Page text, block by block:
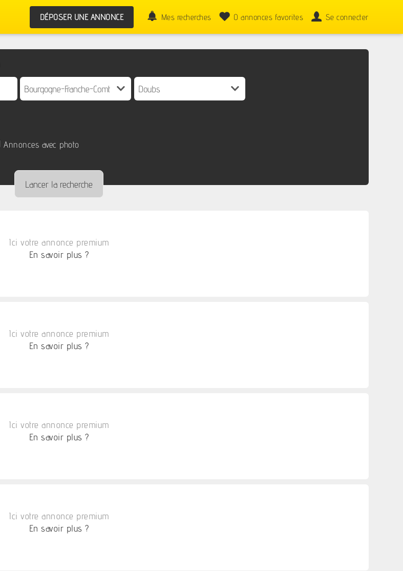
DÉPOSER UNE ANNONCE Mes recherches 0 annonces favorites Se connecter
Annonces avec photo
Ici votre annonce premium
En savoir plus ?
Ici votre annonce premium
En savoir plus ?
Ici votre annonce premium
En savoir plus ?
Ici votre annonce premium
En savoir plus ?